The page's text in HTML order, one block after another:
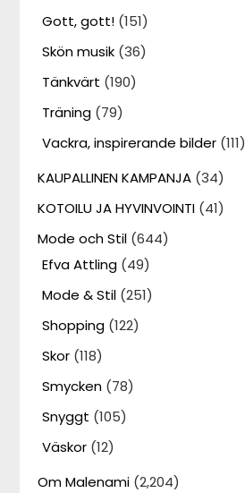
Gott, gott! (151)
Skön musik (36)
Tänkvärt (190)
Träning (79)
Vackra, inspirerande bilder (111)
KAUPALLINEN KAMPANJA (34)
KOTOILU JA HYVINVOINTI (41)
Mode och Stil (644)
Efva Attling (49)
Mode & Stil (251)
Shopping (122)
Skor (118)
Smycken (78)
Snyggt (105)
Väskor (12)
Om Malenami (2,204)